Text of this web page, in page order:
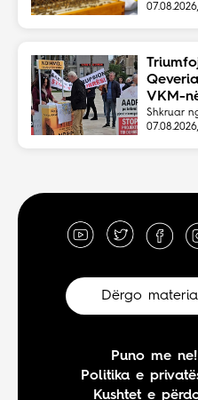
VKM-
Shkruar
Dërgo
Puno me ne!
Politika e
Kushtet e